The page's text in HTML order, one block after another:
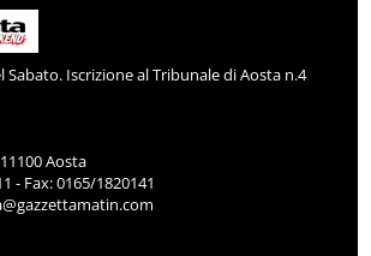
Sabato. Iscrizione al Tribunale di Aosta n.4
Aosta
- Fax: 0165/1820141